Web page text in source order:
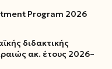
Program 2026
διδακτικής
ακ. έτους 2026–